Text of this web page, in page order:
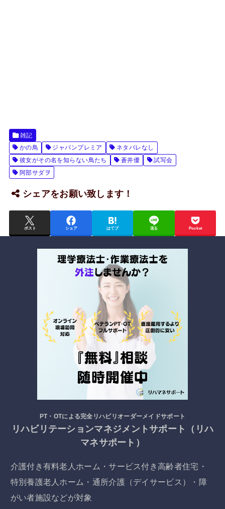
雑記
かの鳥
ジャパンプレミア
ネタバレなし
彼女がその名を知らない鳥たち
蒼井優
試写会
阿部サダヲ
シェアをお願い致します！
ポスト シェア はてブ 送る Pocket
PT・OTによる完全リハビリオーダーメイドサポート
リハビリテーションマネジメントサポート（リハ
マネサポート）
介護付き有料老人ホーム・サービス付き高齢者住宅・
特別養護老人ホーム・通所介護（デイサービス）・障
がい者施設などが対象